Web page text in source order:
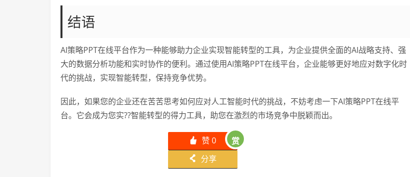
结语
AI策略PPT在线平台作为一种能够助力企业实现智能转型的工具，为企业提供全面的AI战略支持、强
大的数据分析功能和实时协作的便利。通过使用AI策略PPT在线平台，企业能够更好地应对数字化时
代的挑战，实现智能转型，保持竞争优势。
因此，如果您的企业还在苦苦思考如何应对人工智能时代的挑战，不妨考虑一下AI策略PPT在线平
台。它会成为您实??智能转型的得力工具，助您在激烈的市场竞争中脱颖而出。
󰄼 赞0 赏
󰄯 分享